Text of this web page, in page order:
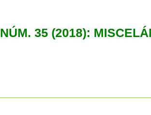
NÚM. 35 (2018):